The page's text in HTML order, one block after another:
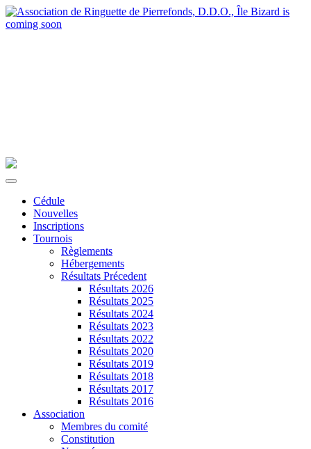
Cédule
Nouvelles
Inscriptions
Tournois
Règlements
Hébergements
Résultats Précedent
Résultats 2026
Résultats 2025
Résultats 2024
Résultats 2023
Résultats 2022
Résultats 2020
Résultats 2019
Résultats 2018
Résultats 2017
Résultats 2016
Association
Membres du comité
Constitution